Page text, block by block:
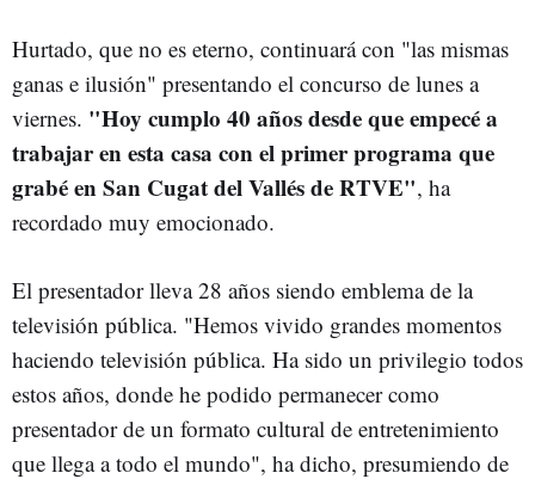
Hurtado, que no es eterno, continuará con "las mismas
ganas e ilusión" presentando el concurso de lunes a
viernes. "Hoy cumplo 40 años desde que empecé a
trabajar en esta casa con el primer programa que
grabé en San Cugat del Vallés de RTVE", ha
recordado muy emocionado.
El presentador lleva 28 años siendo emblema de la
televisión pública. "Hemos vivido grandes momentos
haciendo televisión pública. Ha sido un privilegio todos
estos años, donde he podido permanecer como
presentador de un formato cultural de entretenimiento
que llega a todo el mundo", ha dicho, presumiendo de